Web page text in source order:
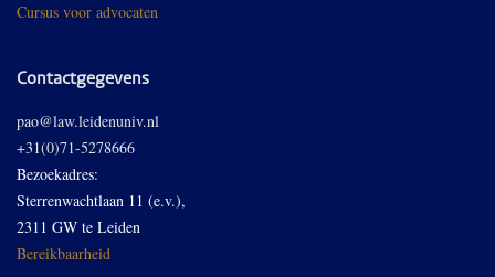
Cursus voor advocaten
Contactgegevens
pao@law.leidenuniv.nl
+31(0)71-5278666
Bezoekadres:
Sterrenwachtlaan 11 (e.v.),
2311 GW te Leiden
Bereikbaarheid